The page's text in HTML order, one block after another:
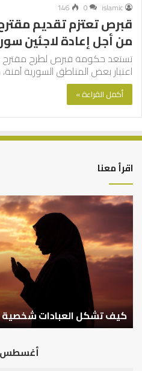
islamic
0
146
قبرص تعتزم تقديم مقترح
من أجل إعادة لاجئين
تستعد حكومة قبرص لطرح مقترح
اعتبار بعض المناطق السورية
أكمل القراءة »
اقرأ معنا
كيف
العبادات
شخصية
الإنسان؟
كيف تشكل العبادات شخصية
أغسطس